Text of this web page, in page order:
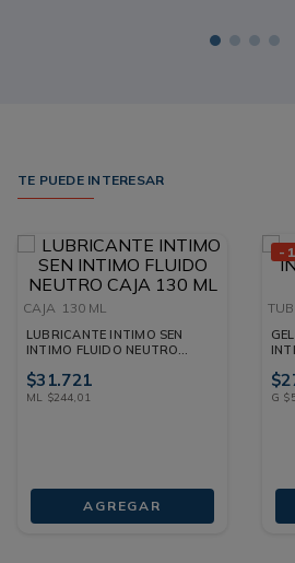
TE PUEDE INTERESAR
CAJA 130 ML
LUBRICANTE INTIMO SEN
INTIMO FLUIDO NEUTRO
$31.721
ML $244,01
AGREGAR
-
GEL
$
G $